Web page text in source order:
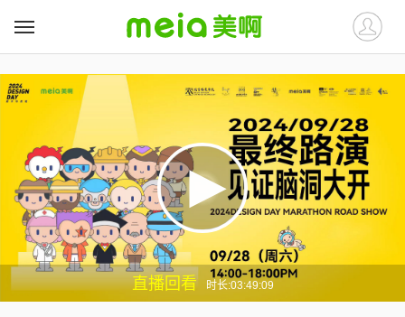
直播回看 时长:03:49:09